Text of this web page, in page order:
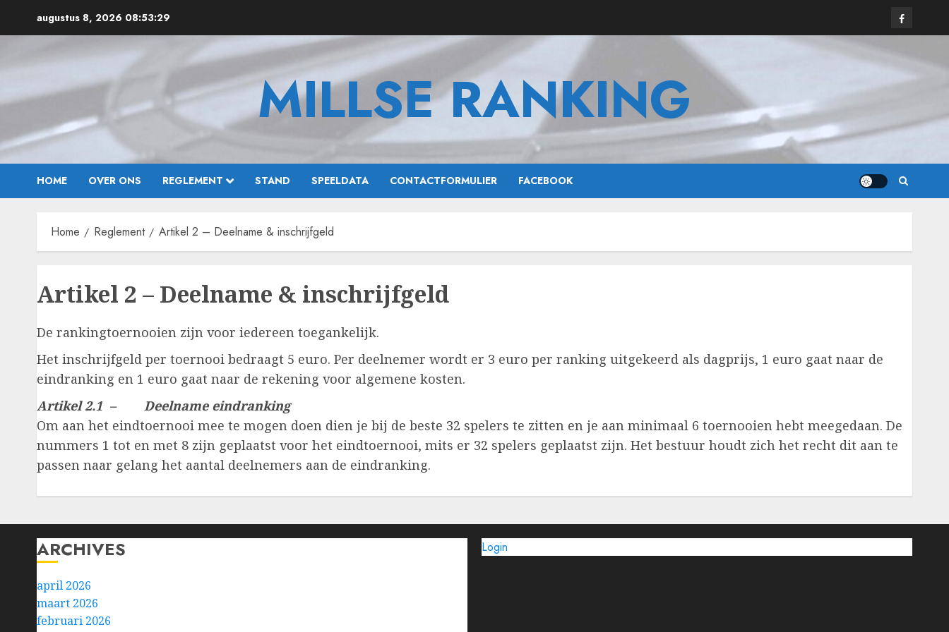
augustus 8, 2026 08:53:30 Facebook
MILLSE RANKING
HOME OVER ONS REGLEMENT STAND SPEELDATA CONTACTFORMULIER FACEBOOK
Home Reglement Artikel 2 – Deelname & inschrijfgeld
Artikel 2 – Deelname & inschrijfgeld
De rankingtoernooien zijn voor iedereen toegankelijk.
Het inschrijfgeld per toernooi bedraagt 5 euro. Per deelnemer wordt er 3 euro per ranking uitgekeerd als dagprijs, 1 euro gaat naar de
eindranking en 1 euro gaat naar de rekening voor algemene kosten.
Artikel 2.1 – Deelname eindranking
Om aan het eindtoernooi mee te mogen doen dien je bij de beste 32 spelers te zitten en je aan minimaal 6 toernooien hebt meegedaan. De
nummers 1 tot en met 8 zijn geplaatst voor het eindtoernooi, mits er 32 spelers geplaatst zijn. Het bestuur houdt zich het recht dit aan te
passen naar gelang het aantal deelnemers aan de eindranking.
ARCHIVES
april 2026
maart 2026
februari 2026
Login